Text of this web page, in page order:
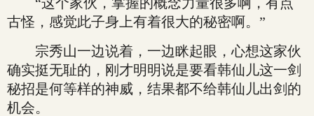
古怪，感觉此子身上有着很大的秘密啊。”
宗秀山一边说着，一边眯起眼，心想这家伙
确实挺无耻的，刚才明明说是要看韩仙儿这一剑
秘招是何等样的神威，结果都不给韩仙儿出剑的
机会。